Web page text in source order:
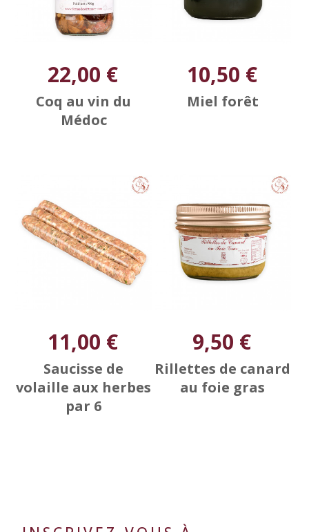
22,00 €
Coq au vin du
Médoc
10,50 €
Miel forêt
11,00 €
Saucisse de
volaille aux herbes
par 6
9,50 €
Rillettes de canard
au foie gras